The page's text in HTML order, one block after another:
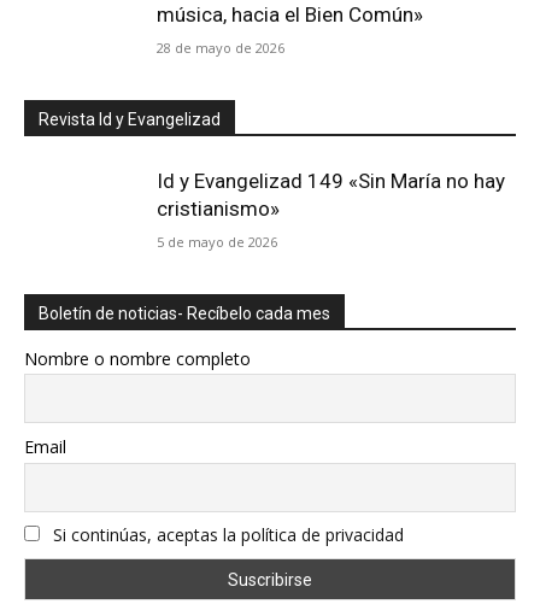
música, hacia el Bien Común»
28 de mayo de 2026
Revista Id y Evangelizad
Id y Evangelizad 149 «Sin María no hay
cristianismo»
5 de mayo de 2026
Boletín de noticias- Recíbelo cada mes
Nombre o nombre completo
Email
Si continúas, aceptas la política de privacidad